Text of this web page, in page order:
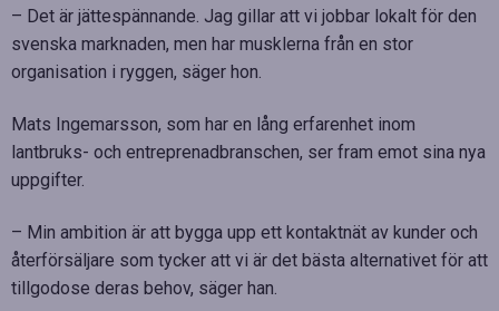
– Det är jättespännande. Jag gillar att vi jobbar lokalt för den
svenska marknaden, men har musklerna från en stor
organisation i ryggen, säger hon.
Mats Ingemarsson, som har en lång erfarenhet inom
lantbruks- och entreprenadbranschen, ser fram emot sina nya
uppgifter.
– Min ambition är att bygga upp ett kontaktnät av kunder och
återförsäljare som tycker att vi är det bästa alternativet för att
tillgodose deras behov, säger han.